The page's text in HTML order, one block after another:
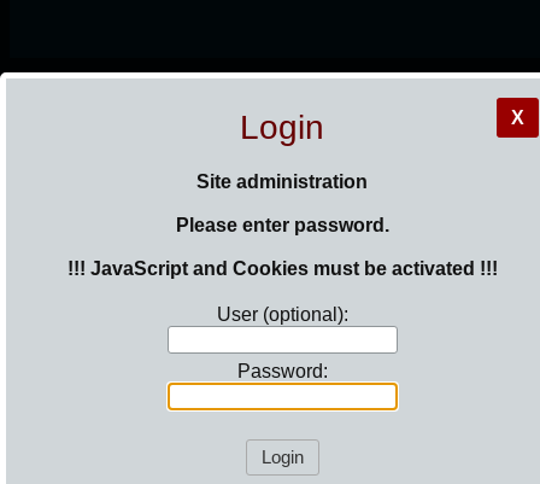
HOME
IL BOXER
STALLONI MANIFESTAZIONI
COME ASSOCIARSI CONTATTI
X
Login
Site administration
Please enter password.
!!! JavaScript and Cookies must be activated !!!
User (optional):
Password: